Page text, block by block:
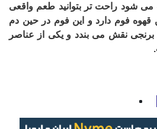
شود راحت تر بتوانید طعم واقعی
قهوه فوم دارد و این فوم در حین دم
نقش می بندد و یکی از عناصر